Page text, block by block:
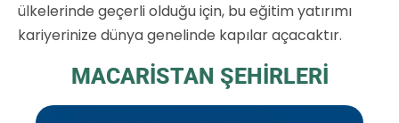
ülkelerinde geçerli olduğu için, bu eğitim yatırımı
kariyerinize dünya genelinde kapılar açacaktır.
MACARİSTAN ŞEHİRLERİ